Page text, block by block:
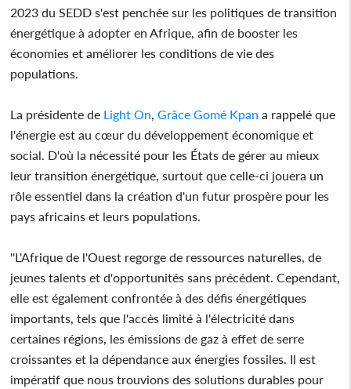
2023 du SEDD s'est penchée sur les politiques de transition
énergétique à adopter en Afrique, afin de booster les
économies et améliorer les conditions de vie des
populations.
La présidente de Light On ,Grâce Gomé Kpan a rappelé que
l'énergie est au cœur du développement économique et
social. D'où la nécessité pour les États de gérer au mieux
leur transition énergétique, surtout que celle-ci jouera un
rôle essentiel dans la création d'un futur prospère pour les
pays africains et leurs populations.
''L'Afrique de l'Ouest regorge de ressources naturelles, de
jeunes talents et d'opportunités sans précédent. Cependant,
elle est également confrontée à des défis énergétiques
importants, tels que l'accès limité à l'électricité dans
certaines régions, les émissions de gaz à effet de serre
croissantes et la dépendance aux énergies fossiles. Il est
impératif que nous trouvions des solutions durables pour